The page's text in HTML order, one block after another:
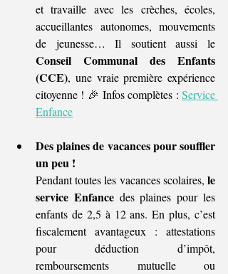
et travaille avec les crèches, écoles,
accueillantes autonomes, mouvements
Conseil Communal des Enfants
(CCE), une vraie première expérience
citoyenne ! 🎉 Infos complètes : Service
Enfance
Des plaines de vacances pour souffler
un peu !
Pendant toutes les vacances scolaires, le
service Enfance des plaines pour les
enfants de 2,5 à 12 ans. En plus, c’est
fiscalement avantageux : attestations
pour déduction d’impôt,
remboursements mutuelle ou